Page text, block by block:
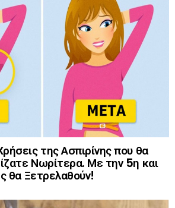
της Ασπιρίνης που θα
Νωρίτερα. Με την 5η και
θα Ξετρελαθούν!